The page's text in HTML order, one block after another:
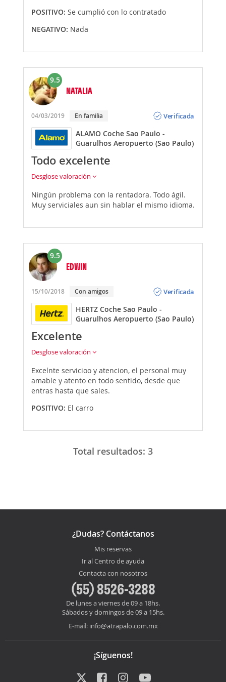
POSITIVO: Se cumplió con lo contratado
NEGATIVO: Nada
9.5
NATALIA
04/03/2019 En familia
Verificada
ALAMO Coche Sao Paulo -
Guarulhos Aeropuerto (Sao Paulo)
Todo excelente
Desglose valoración
Ningún problema con la rentadora. Todo ágil.
Muy serviciales aun sin hablar el mismo idioma.
9.5
EDWIN
15/10/2018 Con amigos
Verificada
HERTZ Coche Sao Paulo -
Guarulhos Aeropuerto (Sao Paulo)
Excelente
Desglose valoración
Excelnte servicioo y atencion, el personal muy
amable y atento en todo sentido, desde que
entras hasta que sales.
POSITIVO: El carro
Total resultados: 3
¿Dudas? Contáctanos
Mis reservas
Ir al Centro de ayuda
Contacta con nosotros
(55) 8526-3288
De lunes a viernes de 09 a 18hs.
Sábados y domingos de 09 a 15hs.
E-mail: info@atrapalo.com.mx
¡Síguenos!